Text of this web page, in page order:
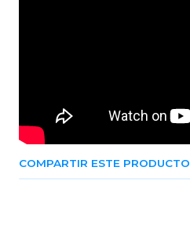
COMPARTIR ESTE PRODUCTO